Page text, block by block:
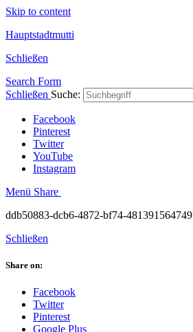
Skip to content
Hauptstadtmutti
Schließen
Search Form
Schließen Suche:
Facebook
Pinterest
Twitter
YouTube
Instagram
Menü Share
ddb50883-dcb6-4872-bf74-481391564749
Schließen
Share on:
Facebook
Twitter
Pinterest
Google Plus